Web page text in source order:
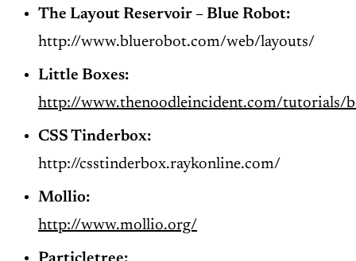
The Layout Reservoir – Blue Robot:
http://www.bluerobot.com/web/layouts/
Little Boxes:
http://www.thenoodleincident.com/tutorials/
CSS Tinderbox:
http://csstinderbox.raykonline.com/
Mollio:
http://www.mollio.org/